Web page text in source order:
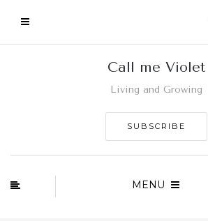
Call me Violet
Living and Growing
SUBSCRIBE
MENU